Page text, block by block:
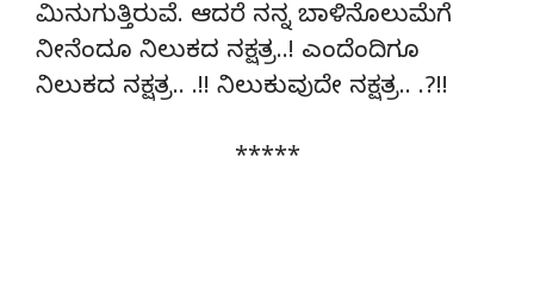
ಮಿನುಗುತ್ತಿರುವೆ. ಆದರೆ ನನ್ನ ಬಾಳಿನೊಲುಮೆಗೆ
ನೀನೆಂದೂ ನಿಲುಕದ ನಕ್ಷತ್ರ..! ಎಂದೆಂದಿಗೂ
ನಿಲುಕದ ನಕ್ಷತ್ರ.. .!! ನಿಲುಕುವುದೇ ನಕ್ಷತ್ರ.. .?!!
*****